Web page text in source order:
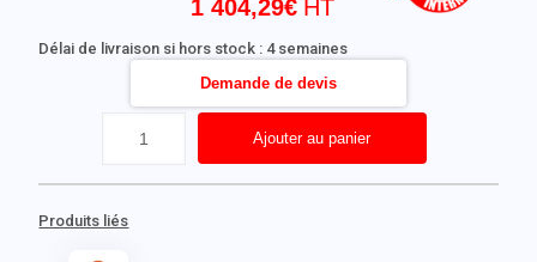
1 404,29€
Délai de livraison si hors stock : 4 semaines
Ajouter au panier
Produits liés
Demande de devis